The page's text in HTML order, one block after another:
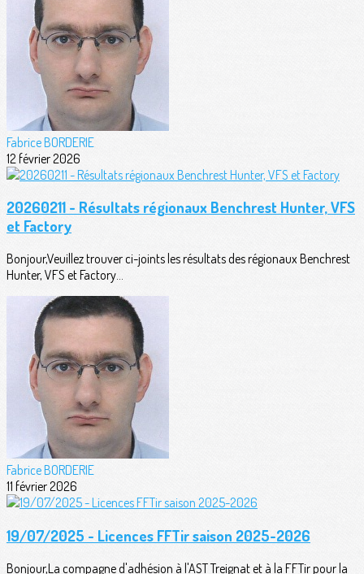
Fabrice BORDERIE
12 février 2026
20260211 - Résultats régionaux Benchrest Hunter, VFS
et Factory
Bonjour,Veuillez trouver ci-joints les résultats des régionaux Benchrest
Hunter, VFS et Factory...
Fabrice BORDERIE
11 février 2026
19/07/2025 - Licences FFTir saison 2025-2026
Bonjour,La compagne d'adhésion à l'AST Treignat et à la FFTir pour la